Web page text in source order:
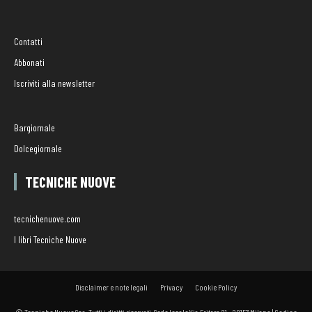
Contatti
Abbonati
Iscriviti alla newsletter
Bargiornale
Dolcegiornale
TECNICHE NUOVE
tecnichenuove.com
I libri Tecniche Nuove
Disclaimer e note legali Privacy Cookie Policy